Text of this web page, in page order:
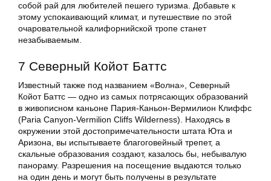
собой рай для любителей пешего туризма. Добавьте к
этому успокаивающий климат, и путешествие по этой
очаровательной калифорнийской тропе станет
незабываемым.
7 Северный Койот Баттс
Известный также под названием «Волна», Северный
Койот Баттс — одно из самых потрясающих образований
в живописном каньоне Пария-Каньон-Вермилион Клиффс
(Paria Canyon-Vermilion Cliffs Wilderness). Находясь в
окружении этой достопримечательности штата Юта и
Аризона, вы испытываете благоговейный трепет, а
скальные образования создают, казалось бы, небывалую
панораму. Разрешения на посещение выдаются только
на один день и могут быть получены в результате